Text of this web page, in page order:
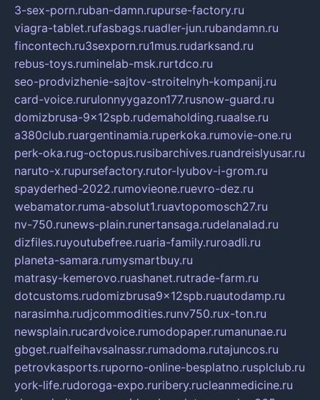
3-sex-porn.ruban-damn.rupurse-factory.ru
viagra-tablet.rufasbags.ruadler-jun.rubandamn.ru
fincontech.ru3sexporn.ru1mus.rudarksand.ru
rebus-toys.ruminelab-msk.rurtdco.ru
seo-prodvizhenie-sajtov-stroitelnyh-kompanij.ru
card-voice.rurulonnyygazon177.rusnow-guard.ru
domizbrusa-9x12spb.rudemaholding.ruaalse.ru
a380club.ruargentinamia.ruperkoka.rumovie-one.ru
perk-oka.rug-octopus.rusibarchives.ruandreislyusar.ru
naruto-x.rupursefactory.rutor-lyubov-i-grom.ru
spayderhed-2022.rumovieone.ruevro-dez.ru
webamator.ruma-absolut1.ruavtopomosch27.ru
nv-750.runews-plain.runertansaga.rudelanalad.ru
dizfiles.ruyoutubefree.ruaria-family.ruroadli.ru
planeta-samara.rumysmartbuy.ru
matrasy-kemerovo.ruashanet.rutrade-farm.ru
dotcustoms.rudomizbrusa9x12spb.ruautodamp.ru
narasimha.rudjcommodities.runv750.rux-ton.ru
newsplain.rucardvoice.rumodopaper.rumanunae.ru
gbget.rualfeihavsalnassr.rumadoma.rutajuncos.ru
petrovkasports.ruporno-online-besplatno.rusplclub.ru
york-life.rudoroga-expo.ruribery.rucleanmedicine.ru